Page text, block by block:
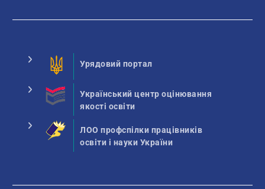
Урядовий портал
Український центр оцінювання
якості освіти
ЛОО профспілки працівників
освіти і науки України